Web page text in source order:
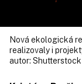
Nová ekologická
realizovaly i
autor: Shutterstock